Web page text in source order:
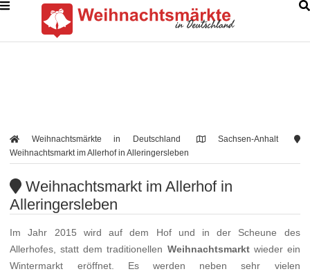
Weihnachtsmärkte in Deutschland
Sachsen-Anhalt
Weihnachtsmarkt im Allerhof in Alleringersleben
Weihnachtsmarkt im Allerhof in
Alleringersleben
Im Jahr 2015 wird auf dem Hof und in der Scheune des
Allerhofes, statt dem traditionellen Weihnachtsmarktwieder ein
Wintermarkt eröffnet. Es werden neben sehr vielen